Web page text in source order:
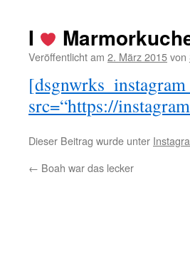
I
Veröffentlicht am 2. März 2015von
src=“https://
Dieser Beitrag wurde unter
← Boah war das lecker